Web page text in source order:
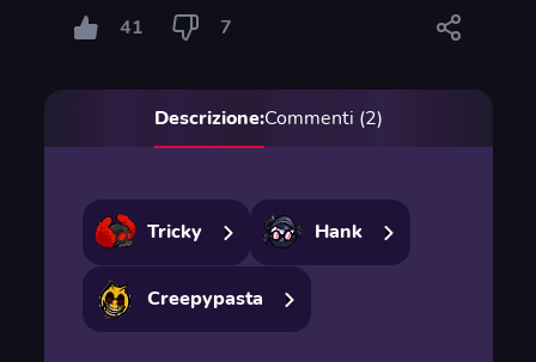
41 7
Descrizione:Commenti (2)
Tricky Hank
Creepypasta